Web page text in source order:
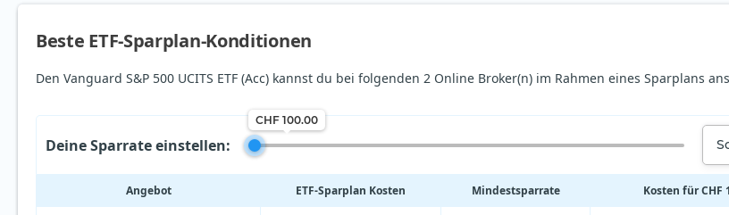
Beste ETF-Sparplan-Konditionen
Den Vanguard S&P 500 UCITS ETF (Acc) kannst du bei folgenden 2 Online Broker(n) im Rahmen eines Sparplans
Deine Sparrate einstellen:
CHF 100.00
Angebot ETF‑Sparplan Kosten Mindestsparrate Kosten für CHF